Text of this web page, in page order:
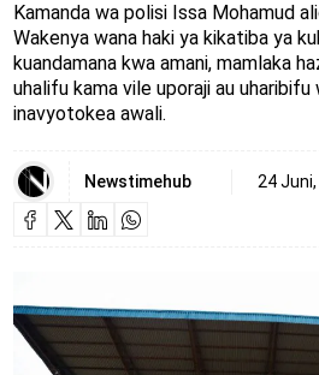
Kamanda wa polisi Issa Mohamud
Wakenya wana haki ya kikatiba ya
kuandamana kwa amani, mamlaka
uhalifu kama vile uporaji au uharibifu
inavyotokea awali.
Newstimehub 24